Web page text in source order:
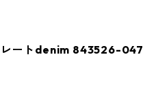
レートdenim 843526-047